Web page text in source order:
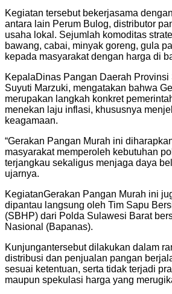
Kegiatan tersebut bekerjasama
antara lain Perum Bulog, distributor
usaha lokal. Sejumlah komoditas
bawang, cabai, minyak goreng, gula
kepada masyarakat dengan harga di
KepalaDinas Pangan Daerah Provinsi
Suyuti Marzuki, mengatakan bahwa
merupakan langkah konkret
menekan laju inflasi, khususnya
keagamaan.
“Gerakan Pangan Murah ini
masyarakat memperoleh kebutuhan
terjangkau sekaligus menjaga daya
ujarnya.
KegiatanGerakan Pangan Murah ini
dipantau langsung oleh Tim Sapu
(SBHP) dari Polda Sulawesi Barat
Nasional (Bapanas).
Kunjungantersebut dilakukan dalam
distribusi dan penjualan pangan
sesuai ketentuan, serta tidak terjadi
maupun spekulasi harga yang